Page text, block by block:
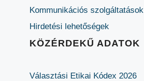
Kommunikációs szolgáltatások
Hirdetési lehetőségek
KÖZÉRDEKŰ ADATOK
Választási Etikai Kódex 2026